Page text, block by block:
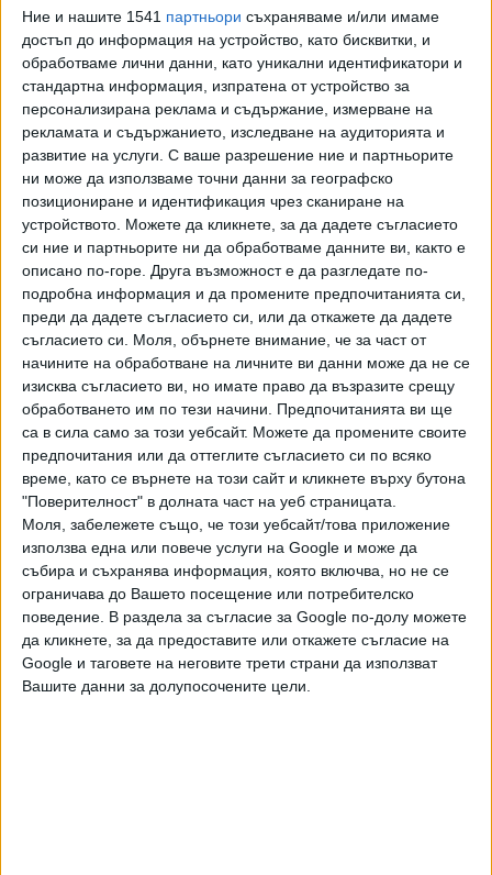
Ние и нашите 1541 партньори съхраняваме и/или имаме
достъп до информация на устройство, като бисквитки, и
обработваме лични данни, като уникални идентификатори и
стандартна информация, изпратена от устройство за
персонализирана реклама и съдържание, измерване на
рекламата и съдържанието, изследване на аудиторията и
развитие на услуги. С ваше разрешение ние и партньорите
ни може да използваме точни данни за географско
позициониране и идентификация чрез сканиране на
устройството. Можете да кликнете, за да дадете съгласието
си ние и партньорите ни да обработваме данните ви, както е
описано по-горе. Друга възможност е да разгледате по-
подробна информация и да промените предпочитанията си,
преди да дадете съгласието си, или да откажете да дадете
съгласието си. Моля, обърнете внимание, че за част от
начините на обработване на личните ви данни може да не се
изисква съгласието ви, но имате право да възразите срещу
обработването им по тези начини. Предпочитанията ви ще
са в сила само за този уебсайт. Можете да промените своите
предпочитания или да оттеглите съгласието си по всяко
време, като се върнете на този сайт и кликнете върху бутона
"Поверителност" в долната част на уеб страницата.
Моля, забележете също, че този уебсайт/това приложение
използва една или повече услуги на Google и може да
събира и съхранява информация, която включва, но не се
ограничава до Вашето посещение или потребителско
поведение. В раздела за съгласие за Google по-долу можете
да кликнете, за да предоставите или откажете съгласие на
Google и таговете на неговите трети страни да използват
Вашите данни за долупосочените цели.
Общо титлата е шеста за Маркес в Moto GP, с което той
изпревари Дуън (5) и излезе еднолично на трето място
във вечната ранглиста зад Агостини (8) и Роси (7). Като
се прибавят и титлите на испанеца в клас 125 куб. см
(2010) и в Мото 2 (2012) той вече е 8-кратен световен
шампион по мотоциклетизъм, което го изкачва на шеста
позиция по този показател. И тук рекордьор е Агостини с
общо 15 титли в различните класове, следван от Анхел
Нието (Исп) с 13 и Роси, Хейлууд и Карло Убиати (Ит) с
по 9.
Последвайте ни и в
Ако искате да подкрепите независимата
и качествена журналистика в “Сега”,
можете да направите дарение през
PayPal
Ключови думи: Moto GP,Марк Маркес,моторни спортове
Още новини по темата
Испанец счупи рекорда в Moto GP с 368.6 км/ч